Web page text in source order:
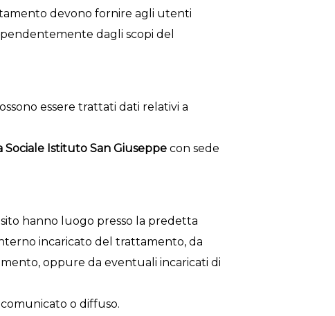
devono fornire agli utenti
dagli scopi del
essere trattati dati relativi a
Sociale Istituto San Giuseppecon sede
hanno luogo presso la predetta
incaricato del trattamento, da
oppure da eventuali incaricati di
o diffuso.